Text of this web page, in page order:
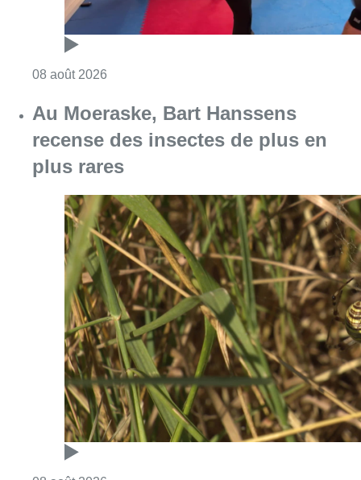
08 août 2026Consulter l'article "Au Moeraske, Bart
Marathon de contrôles de vitesse
ce week-end: “Une moto a été
flashée à 121 km/h sur l’avenue de
Tervuren”